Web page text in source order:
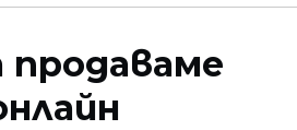
продаваме